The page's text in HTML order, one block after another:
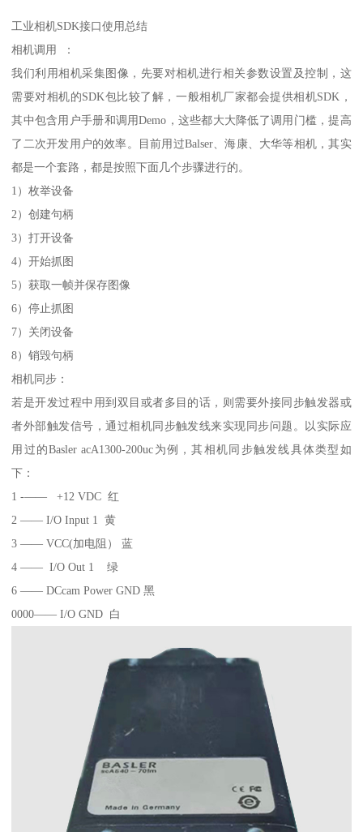
工业相机SDK接口使用总结
相机调用 ：
我们利用相机采集图像，先要对相机进行相关参数设置及控制，这
需要对相机的SDK包比较了解，一般相机厂家都会提供相机SDK，
其中包含用户手册和调用Demo，这些都大大降低了调用门槛，提高
了二次开发用户的效率。目前用过Balser、海康、大华等相机，其实
都是一个套路，都是按照下面几个步骤进行的。
1）枚举设备
2）创建句柄
3）打开设备
4）开始抓图
5）获取一帧并保存图像
6）停止抓图
7）关闭设备
8）销毁句柄
相机同步：
若是开发过程中用到双目或者多目的话，则需要外接同步触发器或
者外部触发信号，通过相机同步触发线来实现同步问题。以实际应
用过的Basler acA1300-200uc为例，其相机同步触发线具体类型如
下：
1 -—— +12 VDC 红
2 —— I/O Input 1 黄
3 —— VCC(加电阻） 蓝
4 —— I/O Out 1 绿
6 —— DCcam Power GND 黑
0000—— I/O GND 白